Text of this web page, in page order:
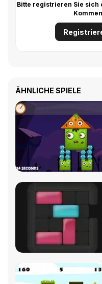
Bitte registrieren Sie sich
ÄHNLICHE SPIELE